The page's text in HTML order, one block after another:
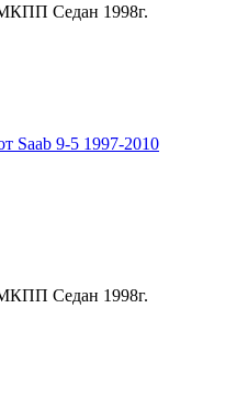
Седан 1998г.
Saab 9-5 1997-2010
Седан 1998г.